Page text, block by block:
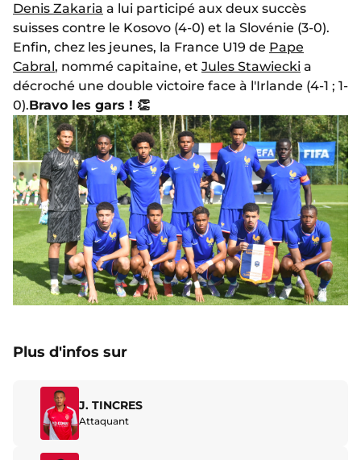
Denis Zakaria a lui participé aux deux succès
suisses contre le Kosovo (4-0) et la Slovénie (3-0).
Enfin, chez les jeunes, la France U19 de Pape
Cabral, nommé capitaine, et Jules Stawiecki a
décroché une double victoire face à l'Irlande (4-1 ; 1-
0).Bravo les gars ! 👏
Plus d'infos sur
J. TINCRES
Attaquant